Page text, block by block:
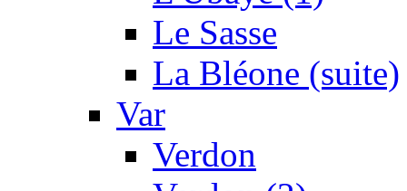
Le Sasse
La Bléone (suite)
Var
Verdon